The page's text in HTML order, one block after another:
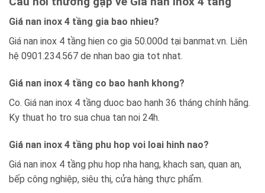
Giá nan inox 4 tầng gia bao nhieu?
Giá nan inox 4 tầng hien co gia 50.000d tại banmat.vn. Liên
hệ 0901.234.567 de nhan bao gia tot nhat.
Giá nan inox 4 tầng co bao hanh khong?
Co. Giá nan inox 4 tầng duoc bao hanh 36 tháng chính hãng.
Ky thuat ho tro sua chua tan noi 24h.
Giá nan inox 4 tầng phu hop voi loai hinh nao?
Giá nan inox 4 tầng phu hop nha hang, khach san, quan an,
bếp công nghiệp, siêu thị, cửa hàng thực phẩm.